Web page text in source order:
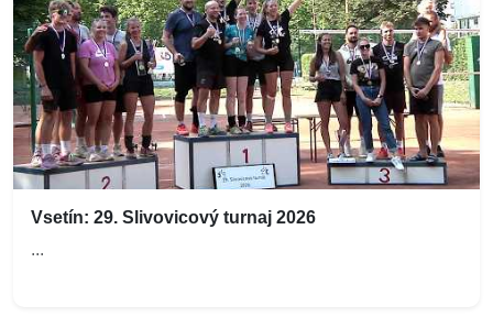
Vsetín: 29. Slivovicový turnaj 2026
...